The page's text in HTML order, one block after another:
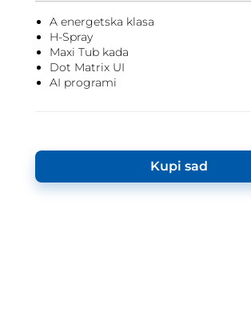
A energetska klasa
H-Spray
Maxi Tub kada
Dot Matrix UI
AI programi
Kupi sad